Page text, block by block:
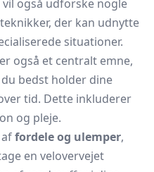
også udforske nogle
der kan udnytte
situationer.
er også et centralt emne,
bedst holder dine
tid. Dette inkluderer
og pleje.
fordele og ulemper,
en velovervejet